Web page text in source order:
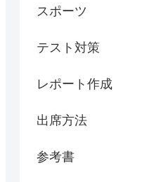
スポーツ
テスト対策
レポート作成
出席方法
参考書